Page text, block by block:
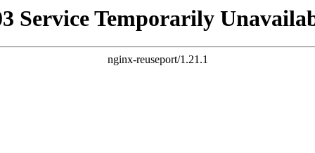
Service Temporarily
nginx-reuseport/1.21.1